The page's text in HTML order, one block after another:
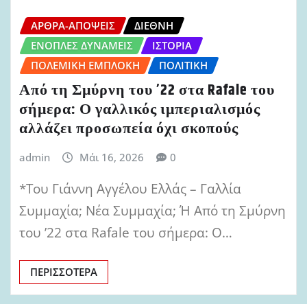
ΆΡΘΡΑ-ΑΠΌΨΕΙΣ
ΔΙΕΘΝΉ
ΈΝΟΠΛΕΣ ΔΥΝΆΜΕΙΣ
ΙΣΤΟΡΊΑ
ΠΟΛΕΜΙΚΉ ΕΜΠΛΟΚΉ
ΠΟΛΙΤΙΚΉ
Από τη Σμύρνη του ’22 στα Rafale του
σήμερα: Ο γαλλικός ιμπεριαλισμός
αλλάζει προσωπεία όχι σκοπούς
admin Μάι 16, 2026 0
*Του Γιάννη Αγγέλου Ελλάς – Γαλλία
Συμμαχία; Νέα Συμμαχία; Ή Από τη Σμύρνη
του ’22 στα Rafale του σήμερα: Ο…
ΠΕΡΙΣΣΌΤΕΡΑ